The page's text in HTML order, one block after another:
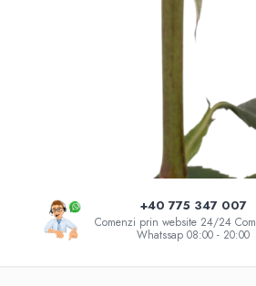
+40 775 347 007
Comenzi prin website 24/24
Whatssap 08:00 - 20:00